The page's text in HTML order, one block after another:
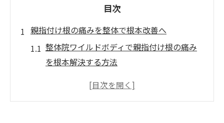
目次
親指付け根の痛みを整体で根本改善へ
整体院ワイルドボディで親指付け根の痛み
を根本解決する方法
手の親指痛み改善に整体院ワイルドボディ
の施術が有効な理由とは